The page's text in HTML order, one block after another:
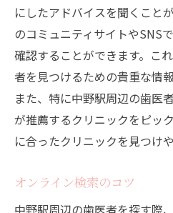
にしたアドバイスを聞くこと
のコミュニティサイトやSNS
確認することができます。こ
者を見つけるための貴重な情
また、特に中野駅周辺の歯医
が推薦するクリニックをピッ
に合ったクリニックを見つけ
オンライン検索のコツ
中野駅周辺の歯医者を探す際